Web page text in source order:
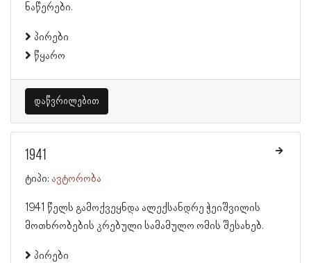
ნაწერები.
პირები
წყარო
დაწვრილებით
1941
ტიპი: ავტორობა
1941 წელს გამოქვეყნდა ალექსანდრე ჭეიშვილის
მოთხრობების კრებული სამამულო ომის შესახებ.
პირები